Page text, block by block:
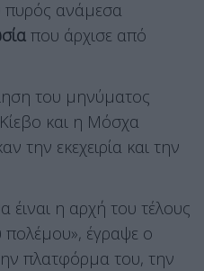
πυρός ανάμεσα
που άρχισε από
του μηνύματος
και η Μόσχα
την εκεχειρία και την
έιναι η αρχή του τέλους
έγραψε ο
πλατφόρμα του, την